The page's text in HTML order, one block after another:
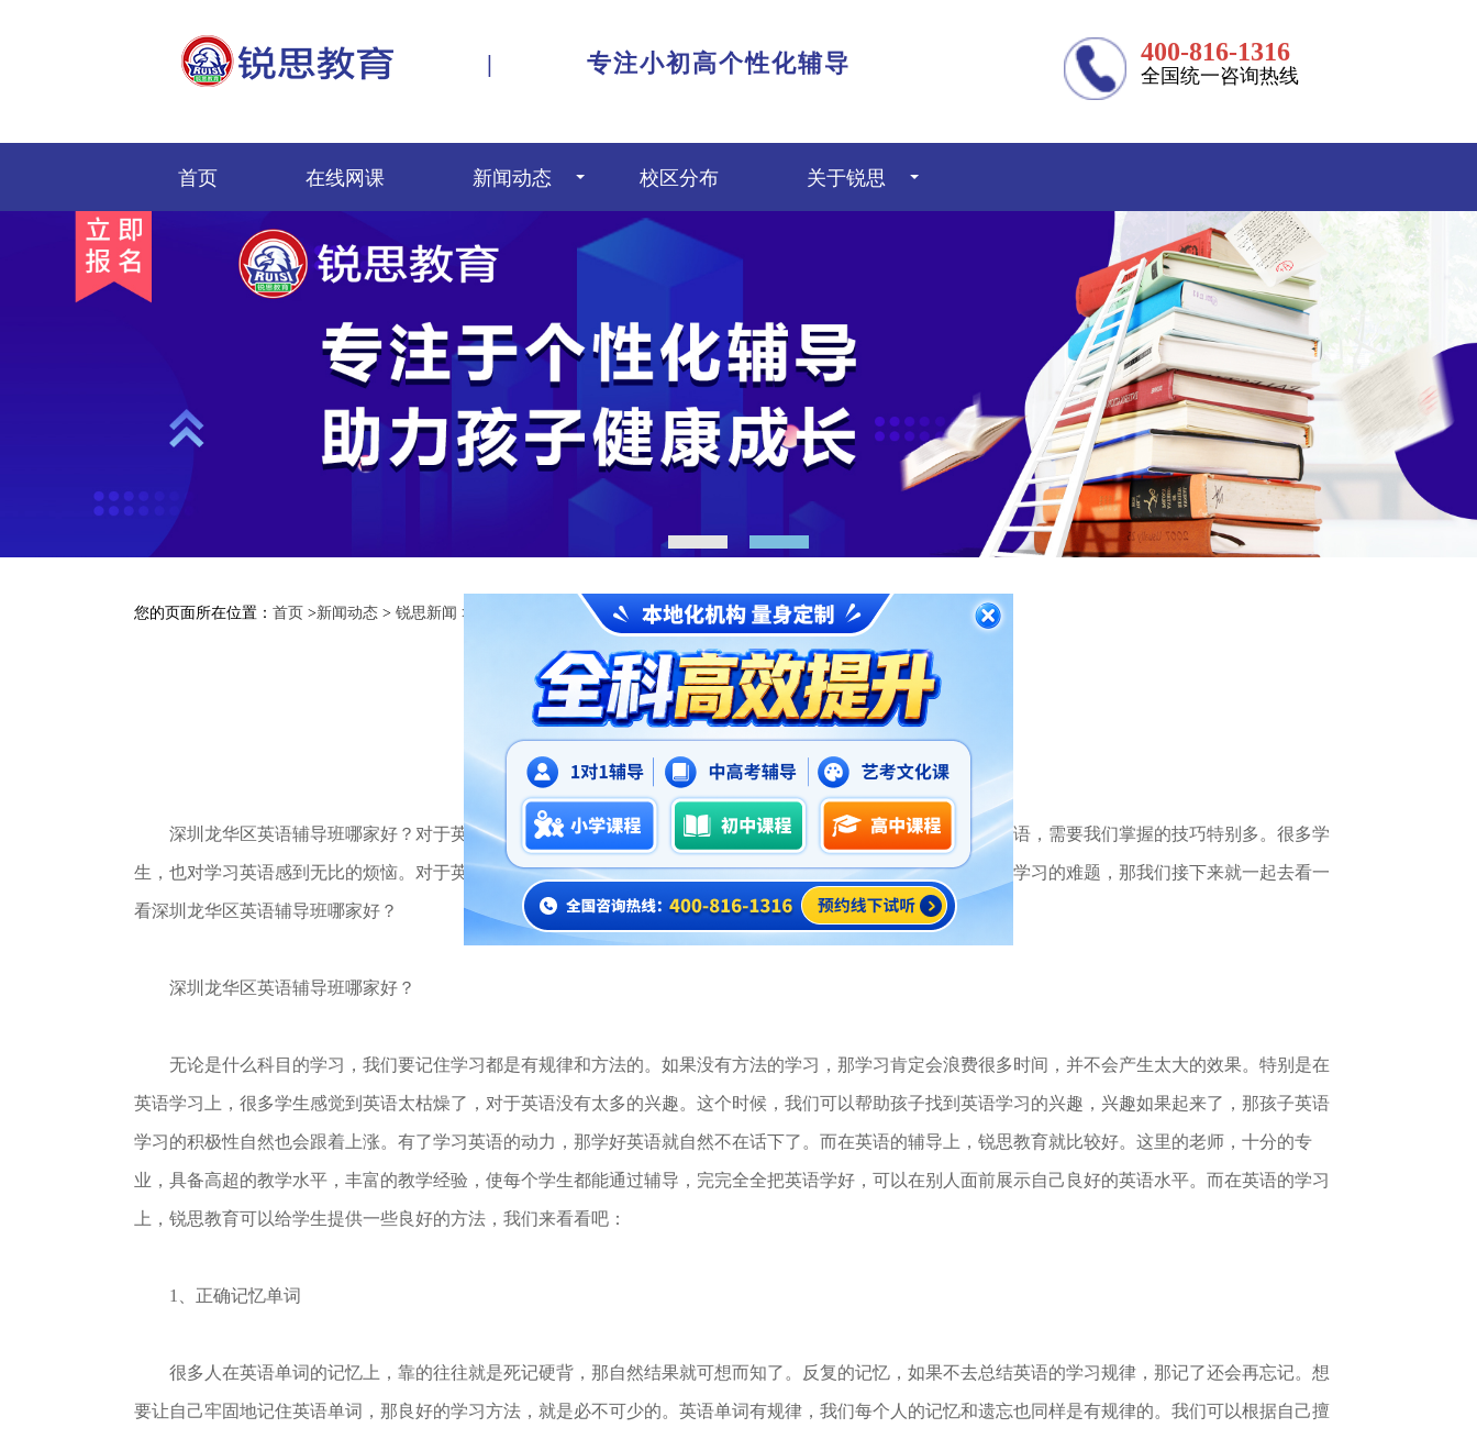
| 专注小初高个性化辅导 400-816-1316
全国统一咨询热线
首页 在线网课 新闻动态 校区分布 关于锐思
您的页面所在位置： 首页 >新闻动态 > 锐思新闻 > 正文
深圳龙华区英语辅导班哪家好,深圳锐思教育好吗
深圳龙华区英语辅导班哪家好？对于英语这门课程的学习，我们想要学的特别好，那是非常不容易的。学好英语，需要我们掌握的技巧特别多。很多学
生，也对学习英语感到无比的烦恼。对于英语不太好的学生，其实就很有必要去参加英语辅导班，来解决自己英语学习的难题，那我们接下来就一起去看一
看深圳龙华区英语辅导班哪家好？
深圳龙华区英语辅导班哪家好？
无论是什么科目的学习，我们要记住学习都是有规律和方法的。如果没有方法的学习，那学习肯定会浪费很多时间，并不会产生太大的效果。特别是在
英语学习上，很多学生感觉到英语太枯燥了，对于英语没有太多的兴趣。这个时候，我们可以帮助孩子找到英语学习的兴趣，兴趣如果起来了，那孩子英语
学习的积极性自然也会跟着上涨。有了学习英语的动力，那学好英语就自然不在话下了。而在英语的辅导上，锐思教育就比较好。这里的老师，十分的专
业，具备高超的教学水平，丰富的教学经验，使每个学生都能通过辅导，完完全全把英语学好，可以在别人面前展示自己良好的英语水平。而在英语的学习
上，锐思教育可以给学生提供一些良好的方法，我们来看看吧：
1、正确记忆单词
很多人在英语单词的记忆上，靠的往往就是死记硬背，那自然结果就可想而知了。反复的记忆，如果不去总结英语的学习规律，那记了还会再忘记。想
要让自己牢固地记住英语单词，那良好的学习方法，就是必不可少的。英语单词有规律，我们每个人的记忆和遗忘也同样是有规律的。我们可以根据自己擅